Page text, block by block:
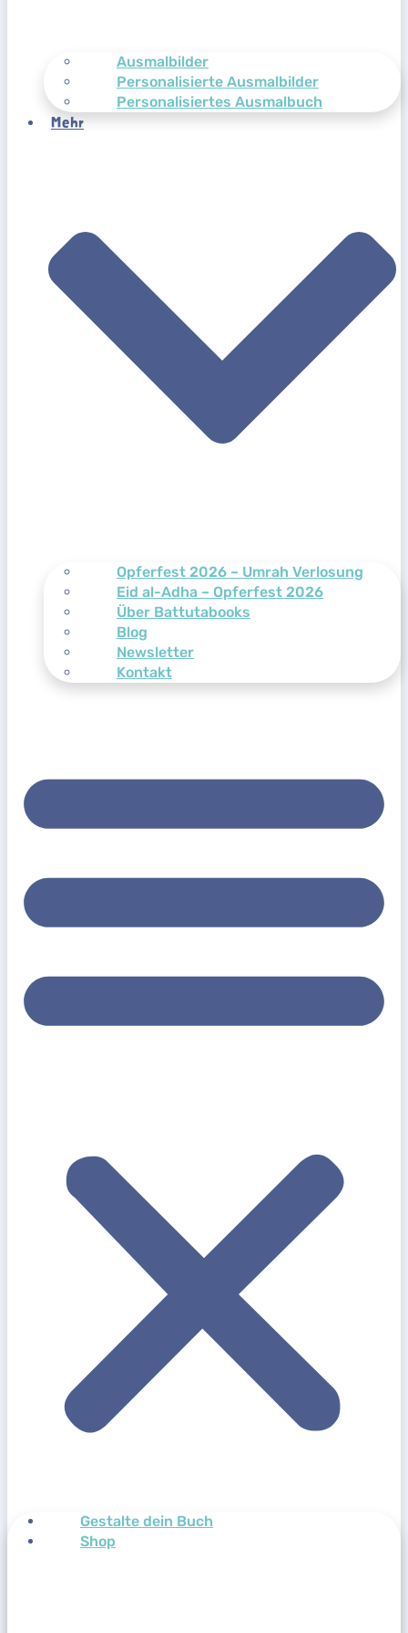
Ausmalbilder
Personalisierte Ausmalbilder
Personalisiertes Ausmalbuch
Mehr
Opferfest 2026 – Umrah Verlosung
Eid al-Adha – Opferfest 2026
Über Battutabooks
Blog
Newsletter
Kontakt
Gestalte dein Buch
Shop